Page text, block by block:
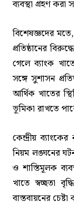
ব্যবস্থা গ্রহণ করা
বিশেষজ্ঞদের
প্রতিষ্ঠানের
গেলে ব্যাংক
সঙ্গে সুশাসন
আর্থিক খাতের
ভূমিকা রাখতে
কেন্দ্রীয়
নিয়ম লঙ্ঘনের
ও শাস্তিমূলক
খাতে স্বচ্ছতা
বাস্তবায়নের